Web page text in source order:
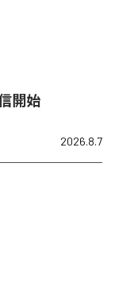
開始
2026.8.7